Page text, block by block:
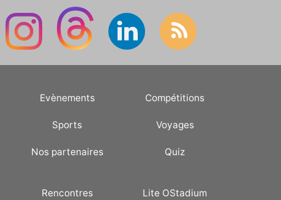
Evènements Compétitions
Sports Voyages
Nos partenaires Quiz
Rencontres Lite OStadium